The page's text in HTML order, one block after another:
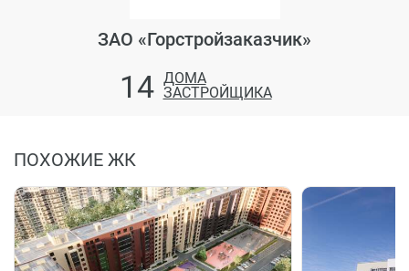
ЗАО «Горстройзаказчик»
14 ДОМА
ЗАСТРОЙЩИКА
ПОХОЖИЕ ЖК